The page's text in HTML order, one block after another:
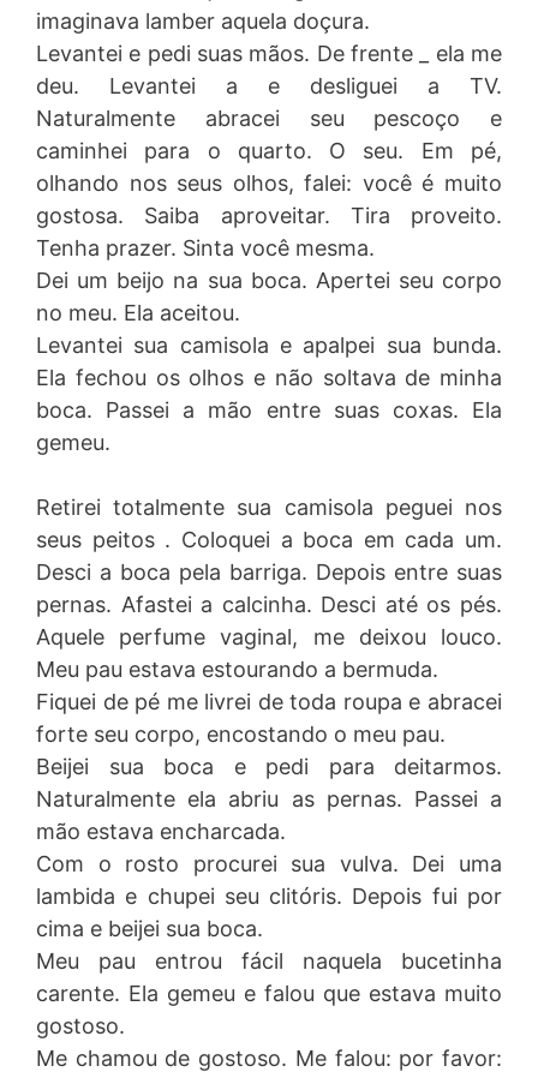
imaginava lamber aquela doçura.
Levantei e pedi suas mãos. De frente _ ela me
deu. Levantei a e desliguei a TV.
Naturalmente abracei seu pescoço e
caminhei para o quarto. O seu. Em pé,
olhando nos seus olhos, falei: você é muito
gostosa. Saiba aproveitar. Tira proveito.
Tenha prazer. Sinta você mesma.
Dei um beijo na sua boca. Apertei seu corpo
no meu. Ela aceitou.
Levantei sua camisola e apalpei sua bunda.
Ela fechou os olhos e não soltava de minha
boca. Passei a mão entre suas coxas. Ela
gemeu.
Retirei totalmente sua camisola peguei nos
seus peitos . Coloquei a boca em cada um.
Desci a boca pela barriga. Depois entre suas
pernas. Afastei a calcinha. Desci até os pés.
Aquele perfume vaginal, me deixou louco.
Meu pau estava estourando a bermuda.
Fiquei de pé me livrei de toda roupa e abracei
forte seu corpo, encostando o meu pau.
Beijei sua boca e pedi para deitarmos.
Naturalmente ela abriu as pernas. Passei a
mão estava encharcada.
Com o rosto procurei sua vulva. Dei uma
lambida e chupei seu clitóris. Depois fui por
cima e beijei sua boca.
Meu pau entrou fácil naquela bucetinha
carente. Ela gemeu e falou que estava muito
gostoso.
Me chamou de gostoso. Me falou: por favor: